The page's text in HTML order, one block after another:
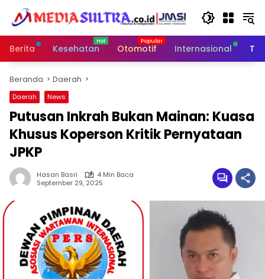
Langsung
konten
Berita
Kesehatan Otomotif Internasional
Beranda Daerah
Daerah News
Putusan Inkrah Bukan Mainan: Kuasa
Khusus Koperson Kritik Pernyataan
JPKP
Hasan Basri
4 Min Baca
September 29, 2025